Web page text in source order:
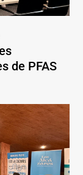
de PFAS